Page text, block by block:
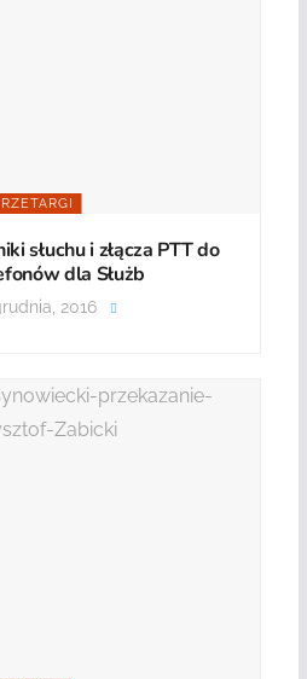
słuchu i złącza PTT do
dla Służb
2016